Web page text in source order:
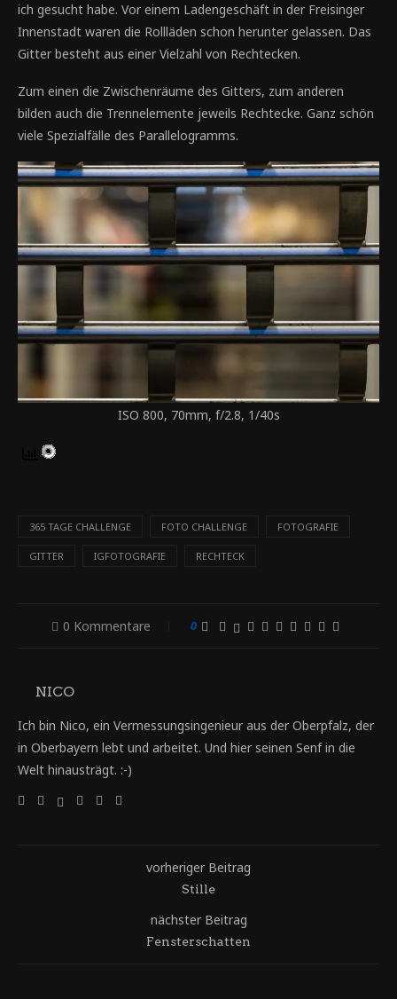
ich gesucht habe. Vor einem Ladengeschäft in der Freisinger
Innenstadt waren die Rollläden schon herunter gelassen. Das
Gitter besteht aus einer Vielzahl von Rechtecken.
Zum einen die Zwischenräume des Gitters, zum anderen
bilden auch die Trennelemente jeweils Rechtecke. Ganz schön
viele Spezialfälle des Parallelogramms.
ISO 800, 70mm, f/2.8, 1/40s
365 TAGE CHALLENGE FOTO CHALLENGE FOTOGRAFIE
GITTER IGFOTOGRAFIE RECHTECK
0 Kommentare 0
NICO
Ich bin Nico, ein Vermessungsingenieur aus der Oberpfalz, der
in Oberbayern lebt und arbeitet. Und hier seinen Senf in die
Welt hinausträgt. :-)
vorheriger Beitrag
Stille
nächster Beitrag
Fensterschatten